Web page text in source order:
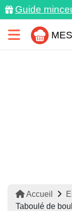
Guide
Accueil
Taboulé de